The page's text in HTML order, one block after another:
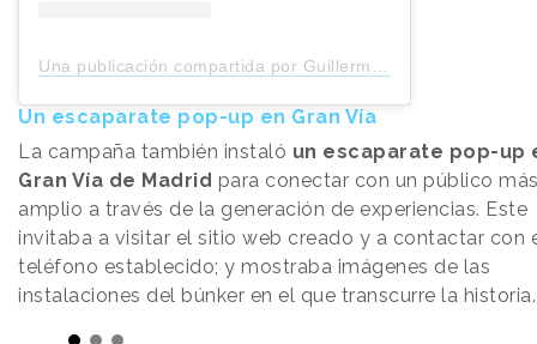
Una publicación compartida por Guillermo Revilla (@guille_revilla)
Un escaparate pop-up en Gran Vía
La campaña también instaló un escaparate pop-up
Gran Vía de Madrid para conectar con un público
amplio a través de la generación de experiencias. Este
invitaba a visitar el sitio web creado y a contactar con
teléfono establecido; y mostraba imágenes de las
instalaciones del búnker en el que transcurre la